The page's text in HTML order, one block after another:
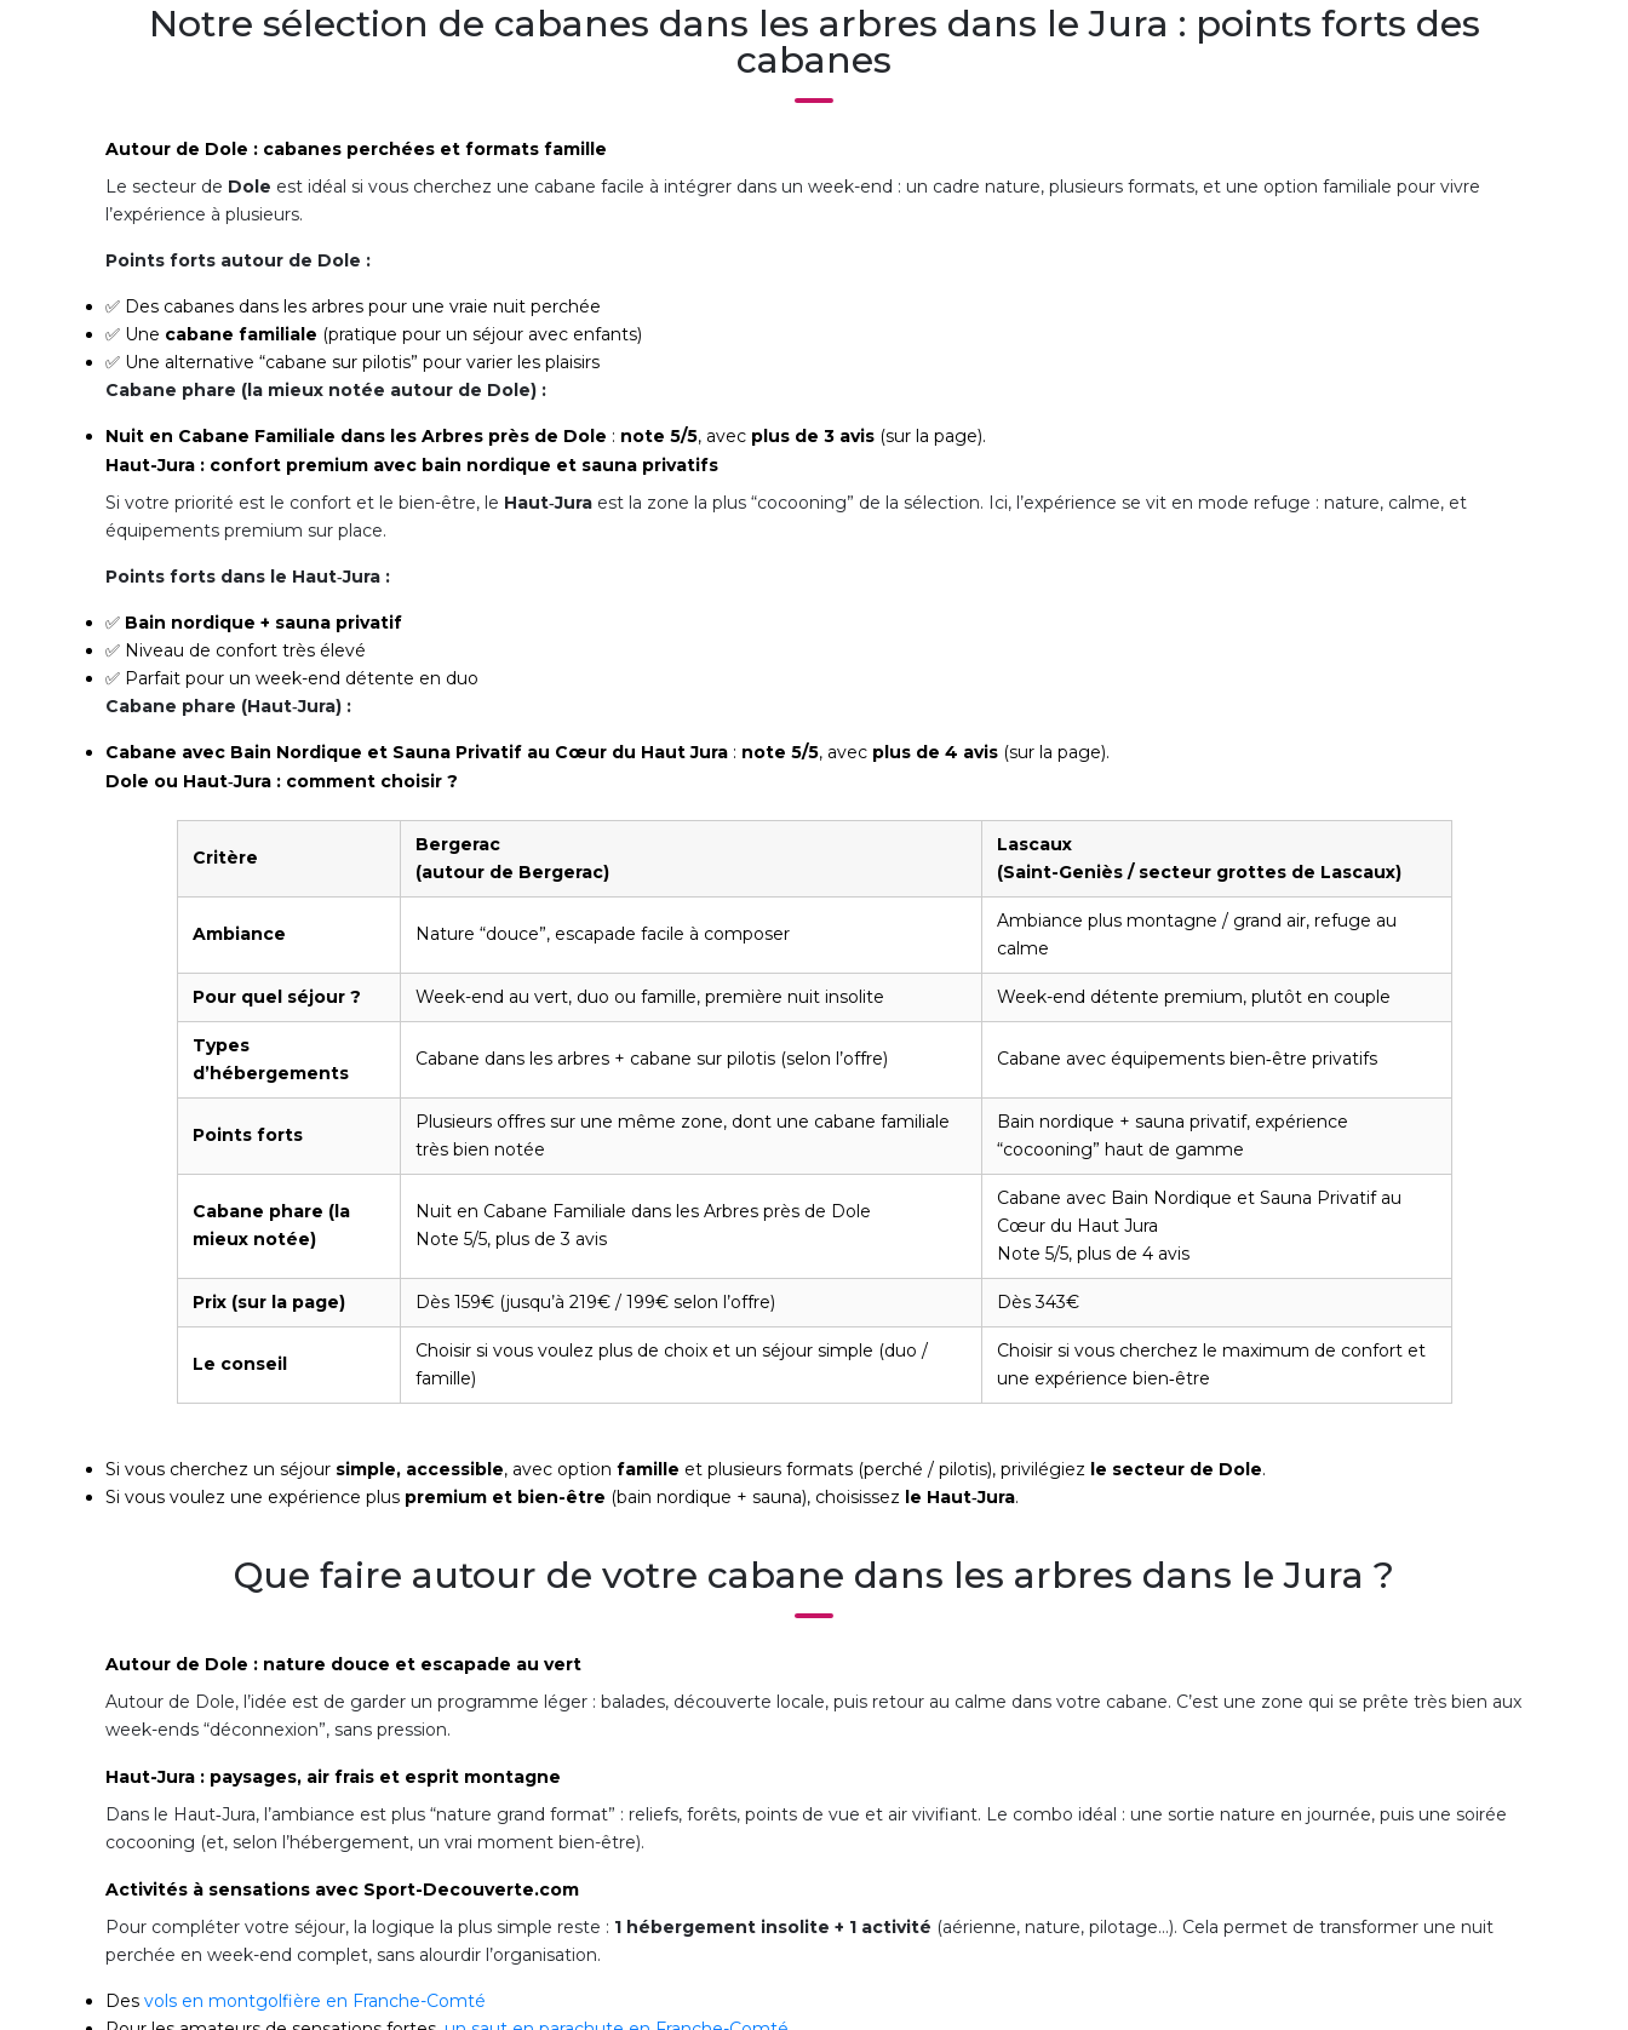
Notre sélection de cabanes dans les arbres dans le Jura : points forts des
cabanes
Autour de Dole : cabanes perchées et formats famille
Le secteur de Dole est idéal si vous cherchez une cabane facile à intégrer dans un week-end : un cadre nature, plusieurs formats, et une option familiale pour vivre
l’expérience à plusieurs.
Points forts autour de Dole :
✅ Des cabanes dans les arbres pour une vraie nuit perchée
✅ Une cabane familiale (pratique pour un séjour avec enfants)
✅ Une alternative “cabane sur pilotis” pour varier les plaisirs
Cabane phare (la mieux notée autour de Dole) :
Nuit en Cabane Familiale dans les Arbres près de Dole : note 5/5, avec plus de 3 avis (sur la page).
Haut-Jura : confort premium avec bain nordique et sauna privatifs
Si votre priorité est le confort et le bien-être, le Haut‑Jura est la zone la plus “cocooning” de la sélection. Ici, l’expérience se vit en mode refuge : nature, calme, et
équipements premium sur place.
Points forts dans le Haut‑Jura :
✅ Bain nordique + sauna privatif
✅ Niveau de confort très élevé
✅ Parfait pour un week-end détente en duo
Cabane phare (Haut‑Jura) :
Cabane avec Bain Nordique et Sauna Privatif au Cœur du Haut Jura : note 5/5, avec plus de 4 avis (sur la page).
Dole ou Haut‑Jura : comment choisir ?
Critère
Bergerac
(autour de Bergerac)
Lascaux
(Saint-Geniès / secteur grottes de Lascaux)
Ambiance Nature “douce”, escapade facile à composer
Ambiance plus montagne / grand air, refuge au
calme
Pour quel séjour ? Week-end au vert, duo ou famille, première nuit insolite Week-end détente premium, plutôt en couple
Types
d’hébergements
Cabane dans les arbres + cabane sur pilotis (selon l’offre) Cabane avec équipements bien‑être privatifs
Points forts
Plusieurs offres sur une même zone, dont une cabane familiale
très bien notée
Bain nordique + sauna privatif, expérience
“cocooning” haut de gamme
Cabane phare (la
mieux notée)
Nuit en Cabane Familiale dans les Arbres près de Dole
Note 5/5, plus de 3 avis
Cabane avec Bain Nordique et Sauna Privatif au
Cœur du Haut Jura
Note 5/5, plus de 4 avis
Prix (sur la page) Dès 159€ (jusqu’à 219€ / 199€ selon l’offre) Dès 343€
Le conseil
Choisir si vous voulez plus de choix et un séjour simple (duo /
famille)
Choisir si vous cherchez le maximum de confort et
une expérience bien‑être
Si vous cherchez un séjour simple, accessible, avec option famille et plusieurs formats (perché / pilotis), privilégiez le secteur de Dole.
Si vous voulez une expérience plus premium et bien-être (bain nordique + sauna), choisissez le Haut‑Jura.
Que faire autour de votre cabane dans les arbres dans le Jura ?
Autour de Dole : nature douce et escapade au vert
Autour de Dole, l’idée est de garder un programme léger : balades, découverte locale, puis retour au calme dans votre cabane. C’est une zone qui se prête très bien aux
week-ends “déconnexion”, sans pression.
Haut-Jura : paysages, air frais et esprit montagne
Dans le Haut‑Jura, l’ambiance est plus “nature grand format” : reliefs, forêts, points de vue et air vivifiant. Le combo idéal : une sortie nature en journée, puis une soirée
cocooning (et, selon l’hébergement, un vrai moment bien-être).
Activités à sensations avec Sport-Decouverte.com
Pour compléter votre séjour, la logique la plus simple reste : 1 hébergement insolite + 1 activité (aérienne, nature, pilotage…). Cela permet de transformer une nuit
perchée en week-end complet, sans alourdir l’organisation.
Des vols en montgolfière en Franche-Comté